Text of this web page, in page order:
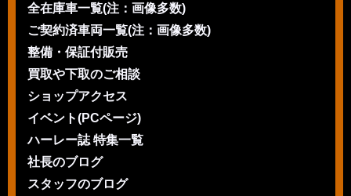
全在庫車一覧(注：画像多数)
ご契約済車両一覧(注：画像多数)
整備・保証付販売
買取や下取のご相談
ショップアクセス
イベント(PCページ)
ハーレー誌 特集一覧
社長のブログ
スタッフのブログ